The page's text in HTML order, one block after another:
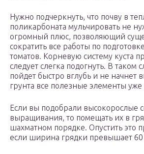
Нужно подчеркнуть, что почву в
поликарбоната мульчировать не
огромный плюс, позволяющий
сократить все работы по
томатов. Корневую систему куста
следует слегка подогнуть. В таком
пойдет быстро вглубь и не начнет
грунта все полезные элементы уже
Если вы подобрали высокорослые
выращивания, то помещать их в
шахматном порядке. Опустить это
если ширина грядки превышает 60